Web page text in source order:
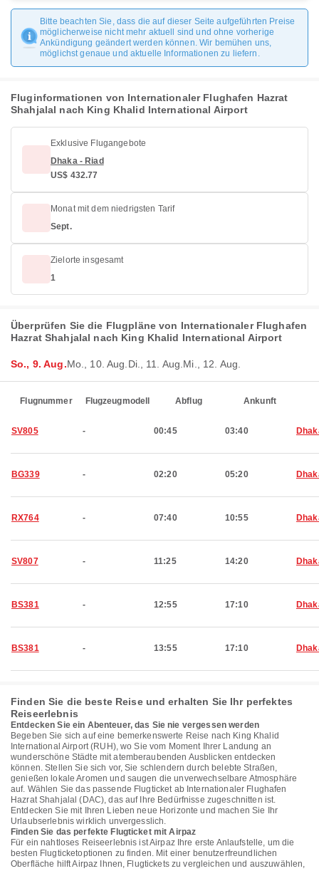
Bitte beachten Sie, dass die auf dieser Seite aufgeführten Preise
möglicherweise nicht mehr aktuell sind und ohne vorherige
Ankündigung geändert werden können. Wir bemühen uns,
möglichst genaue und aktuelle Informationen zu liefern.
Fluginformationen von Internationaler Flughafen Hazrat
Shahjalal nach King Khalid International Airport
Exklusive Flugangebote
Dhaka - Riad
US$ 432.77
Monat mit dem niedrigsten Tarif
Sept.
Zielorte insgesamt
1
Überprüfen Sie die Flugpläne von Internationaler Flughafen
Hazrat Shahjalal nach King Khalid International Airport
So., 9. Aug.Mo., 10. Aug. Di., 11. Aug. Mi., 12. Aug.
Flugnummer Flugzeugmodell Abflug Ankunft
SV805 - 00:45 03:40
BG339 - 02:20 05:20
RX764 - 07:40 10:55
SV807 - 11:25 14:20
BS381 - 12:55 17:10
BS381 - 13:55 17:10
Finden Sie die beste Reise und erhalten Sie Ihr perfektes
Reiseerlebnis
Entdecken Sie ein Abenteuer, das Sie nie vergessen werden
Begeben Sie sich auf eine bemerkenswerte Reise nach King Khalid
International Airport (RUH), wo Sie vom Moment Ihrer Landung an
wunderschöne Städte mit atemberaubenden Ausblicken entdecken
können. Stellen Sie sich vor, Sie schlendern durch belebte Straßen,
genießen lokale Aromen und saugen die unverwechselbare Atmosphäre
auf. Wählen Sie das passende Flugticket ab Internationaler Flughafen
Hazrat Shahjalal (DAC), das auf Ihre Bedürfnisse zugeschnitten ist.
Entdecken Sie mit Ihren Lieben neue Horizonte und machen Sie Ihr
Urlaubserlebnis wirklich unvergesslich.
Finden Sie das perfekte Flugticket mit Airpaz
Für ein nahtloses Reiseerlebnis ist Airpaz Ihre erste Anlaufstelle, um die
besten Flugticketoptionen zu finden. Mit einer benutzerfreundlichen
Oberfläche hilft Airpaz Ihnen, Flugtickets zu vergleichen und auszuwählen,